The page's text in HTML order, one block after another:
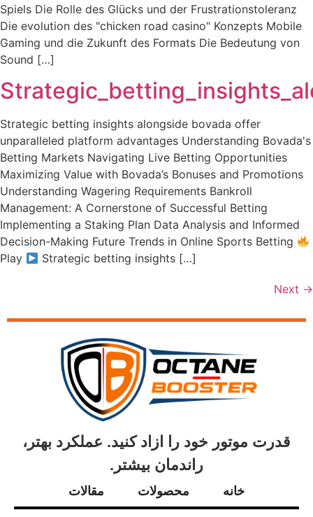
Spiels Die Rolle des Glücks und der Frustrationstoleranz
Die evolution des "chicken road casino" Konzepts Mobile
Gaming und die Zukunft des Formats Die Bedeutung von
Sound […]
Strategic betting insights alongside bovada offer
unparalleled platform advantages Understanding Bovada's
Betting Markets Navigating Live Betting Opportunities
Maximizing Value with Bovada’s Bonuses and Promotions
Understanding Wagering Requirements Bankroll
Management: A Cornerstone of Successful Betting
Implementing a Staking Plan Data Analysis and Informed
Decision-Making Future Trends in Online Sports Betting
Play
Strategic betting insights […]
Next →
قدرت موتور خود را ازاد کنید. عملکرد بهتر،
راندمان بیشتر.
خانه محصولات مقالات